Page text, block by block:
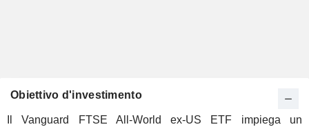
Obiettivo d'investimento
Il Vanguard FTSE All-World ex-US ETF impiega un